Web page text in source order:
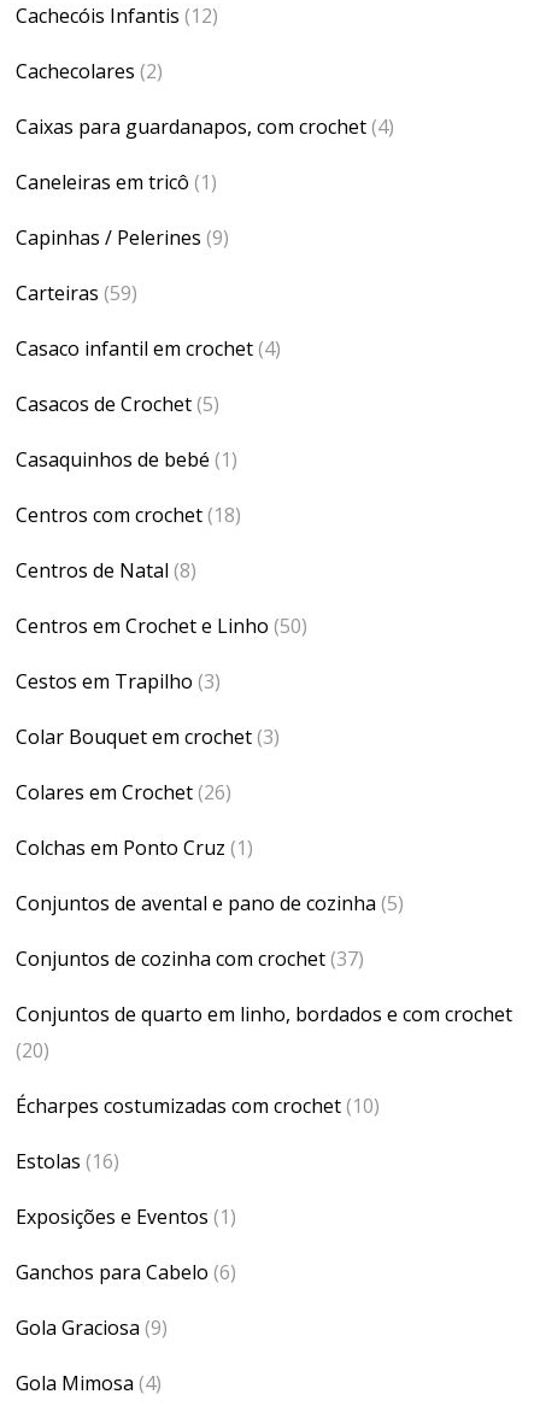
Cachecóis Infantis (12)
Cachecolares (2)
Caixas para guardanapos, com crochet(4)
Caneleiras em tricô (1)
Capinhas / Pelerines (9)
Carteiras (59)
Casaco infantil em crochet(4)
Casacos de Crochet(5)
Casaquinhos de bebé (1)
Centros com crochet(18)
Centros de Natal (8)
Centros em Crochet e Linho (50)
Cestos em Trapilho (3)
Colar Bouquet em crochet(3)
Colares em Crochet(26)
Colchas em Ponto Cruz (1)
Conjuntos de avental e pano de cozinha (5)
Conjuntos de cozinha com crochet(37)
Conjuntos de quarto em linho, bordados e com crochet
(20)
Écharpes costumizadas com crochet(10)
Estolas (16)
Exposições e Eventos (1)
Ganchos para Cabelo (6)
Gola Graciosa (9)
Gola Mimosa (4)